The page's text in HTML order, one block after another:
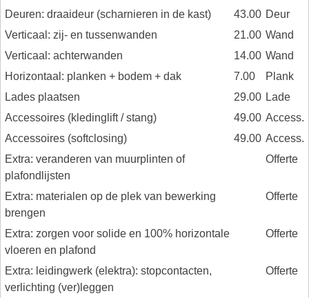
Deuren: draaideur (scharnieren in de kast)
43.00 Deur
Verticaal: zij- en tussenwanden
21.00 Wand
Verticaal: achterwanden
14.00 Wand
Horizontaal: planken + bodem + dak
7.00
Plank
Lades plaatsen
29.00 Lade
Accessoires (kledinglift / stang)
49.00 Access.
Accessoires (softclosing)
49.00 Access.
Extra: veranderen van muurplinten of
plafondlijsten
Offerte
Extra: materialen op de plek van bewerking
brengen
Offerte
Extra: zorgen voor solide en 100% horizontale
vloeren en plafond
Offerte
Extra: leidingwerk (elektra): stopcontacten,
verlichting (ver)leggen
Offerte